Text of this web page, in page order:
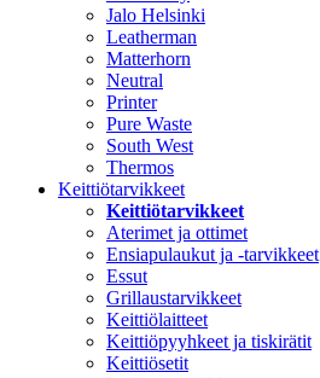
Jalo Helsinki
Leatherman
Matterhorn
Neutral
Printer
Pure Waste
South West
Thermos
Keittiötarvikkeet
Keittiötarvikkeet
Aterimet ja ottimet
Ensiapulaukut ja -tarvikkeet
Essut
Grillaustarvikkeet
Keittiölaitteet
Keittiöpyyhkeet ja tiskirätit
Keittiösetit